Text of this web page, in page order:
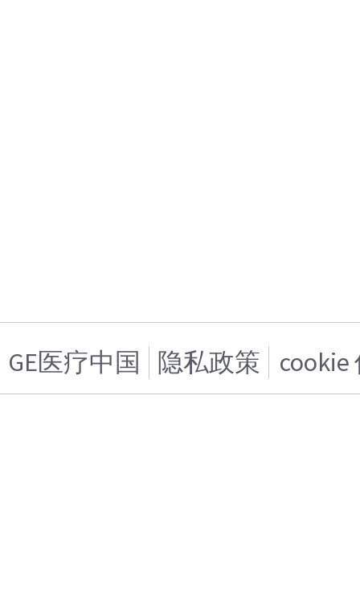
GE医疗中国 隐私政策 cookie